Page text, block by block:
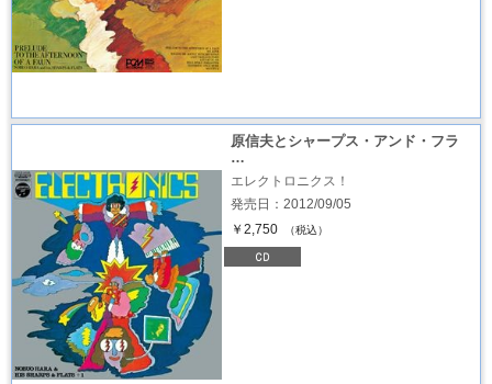
原信夫とシャープス・アンド・フラ
…
エレクトロニクス！
発売日：2012/09/05
￥2,750
（税込）